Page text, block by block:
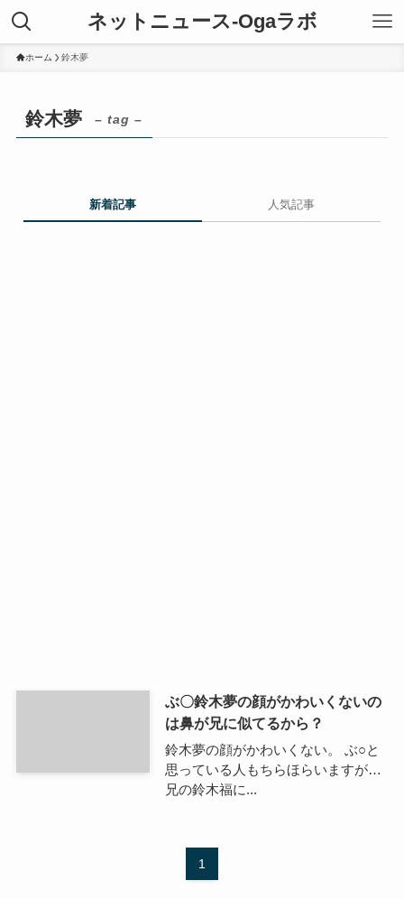
ネットニュース-Ogaラボ
ホーム 鈴木夢
鈴木夢 – tag –
新着記事 人気記事
ぶ〇鈴木夢の顔がかわいくないの
は鼻が兄に似てるから？
鈴木夢の顔がかわいくない。 ぶ○と
思っている人もちらほらいますが…
兄の鈴木福に...
1